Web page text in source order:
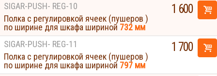
SIGAR-PUSH- REG-10
Полка с регулировкой ячеек (пушеров )
по ширине для шкафа шириной 732 мм
1 600
SIGAR-PUSH- REG-11
Полка с регулировкой ячеек (пушеров )
по ширине для шкафа шириной 797 мм
1 700